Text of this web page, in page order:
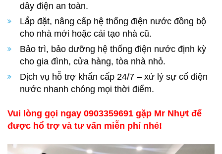
dây điện an toàn.
Lắp đặt, nâng cấp hệ thống điện nước đồng bộ
cho nhà mới hoặc cải tạo nhà cũ.
Bảo trì, bảo dưỡng hệ thống điện nước định kỳ
cho gia đình, cửa hàng, tòa nhà nhỏ.
Dịch vụ hỗ trợ khẩn cấp 24/7 – xử lý sự cố điện
nước nhanh chóng mọi thời điểm.
Vui lòng gọi ngay 0903359691 gặp Mr Nhựt để
được hổ trợ và tư vấn miễn phí nhé!